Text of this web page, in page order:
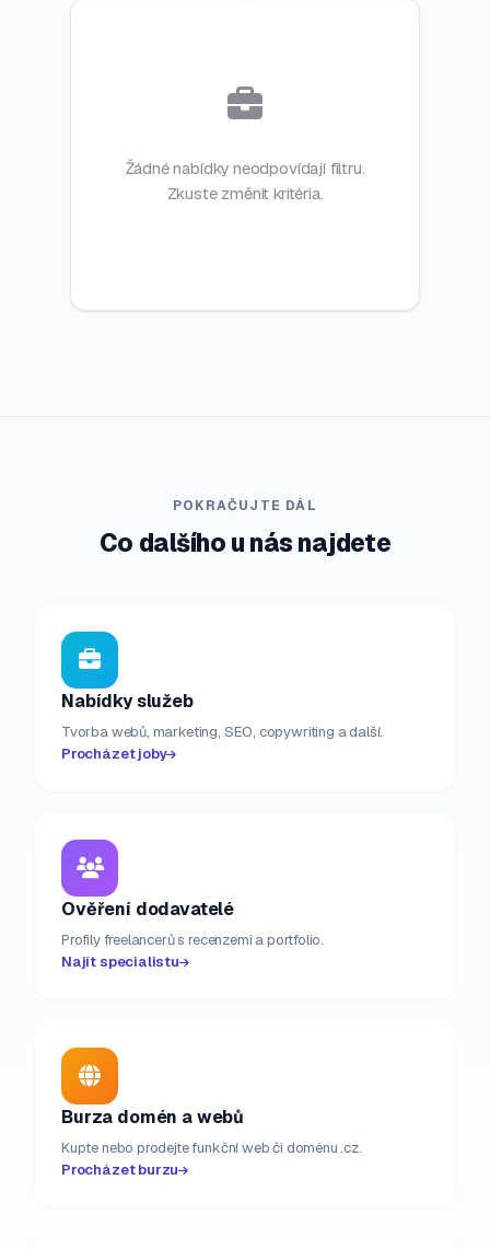
Žádné nabídky neodpovídají filtru.
Zkuste změnit kritéria.
POKRAČUJTE DÁL
Co dalšího u nás najdete
Nabídky služeb
Tvorba webů, marketing, SEO, copywriting a další.
Procházet joby
Ověření dodavatelé
Profily freelancerů s recenzemi a portfolio.
Najít specialistu
Burza domén a webů
Kupte nebo prodejte funkční web či doménu .cz.
Procházet burzu